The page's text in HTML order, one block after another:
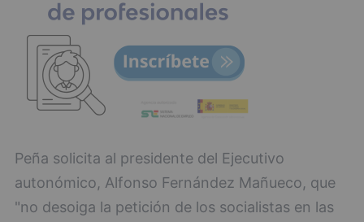
Peña solicita al presidente del Ejecutivo
autonómico, Alfonso Fernández Mañueco, que
"no desoiga la petición de los socialistas en las